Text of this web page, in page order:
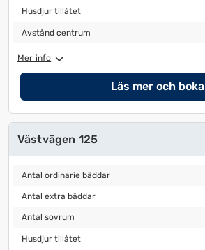
Husdjur tillåtet
Husdjur tillåtet
Avstånd centrum
Avstånd centrum
Mer info
Läs mer och boka
Västvägen 125
Antal ordinarie bäddar
Antal ordinarie bäddar
Antal extra bäddar
Antal extra bäddar
Antal sovrum
Antal sovrum
Husdjur tillåtet
Husdjur tillåtet